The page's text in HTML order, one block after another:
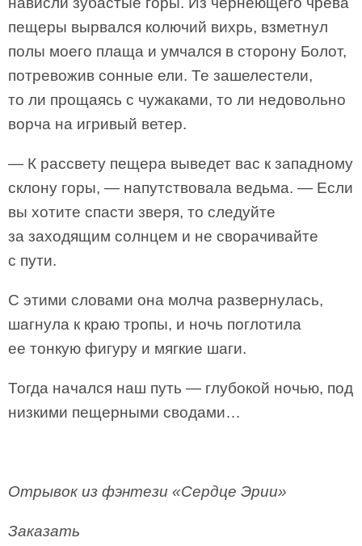
пещеры вырвался колючий вихрь, взметнул
полы моего плаща и умчался в сторону Болот,
потревожив сонные ели. Те зашелестели,
то ли прощаясь с чужаками, то ли недовольно
ворча на игривый ветер.
— К рассвету пещера выведет вас к западному
склону горы, — напутствовала ведьма. — Если
вы хотите спасти зверя, то следуйте
за заходящим солнцем и не сворачивайте
с пути.
С этими словами она молча развернулась,
шагнула к краю тропы, и ночь поглотила
ее тонкую фигуру и мягкие шаги.
Тогда начался наш путь — глубокой ночью, под
низкими пещерными сводами…
Отрывок из фэнтези «Сердце Эрии»
Заказать